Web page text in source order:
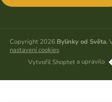
Vytvořil Shopteta upravilo
Copyright 2026 Bylinky od Světa.
nastavení cookies